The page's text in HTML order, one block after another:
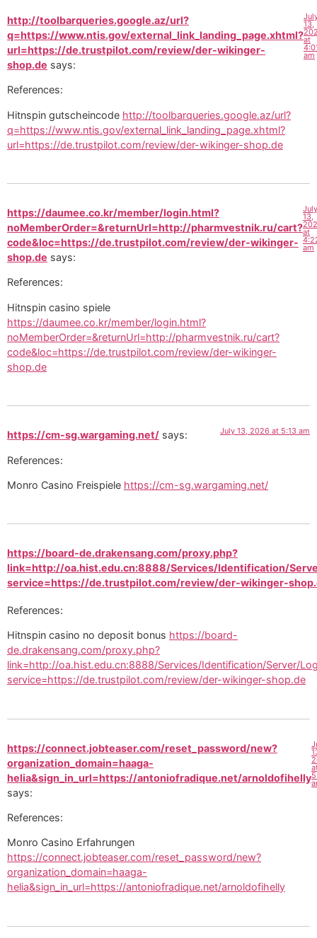
http://toolbarqueries.google.az/url?
q=https://www.ntis.gov/external_link_landing_page.xhtml?
url=https://de.trustpilot.com/review/der-wikinger-
shop.de says:
13,
at
am
References:
Hitnspin gutscheincode http://toolbarqueries.google.az/url?
q=https://www.ntis.gov/external_link_landing_page.xhtml?
url=https://de.trustpilot.com/review/der-wikinger-shop.de
https://daumee.co.kr/member/login.html?
noMemberOrder=&returnUrl=http://pharmvestnik.ru/cart?
code&loc=https://de.trustpilot.com/review/der-wikinger-
shop.de says:
July
13,
at
am
References:
Hitnspin casino spiele
https://daumee.co.kr/member/login.html?
noMemberOrder=&returnUrl=http://pharmvestnik.ru/cart?
code&loc=https://de.trustpilot.com/review/der-wikinger-
shop.de
https://cm-sg.wargaming.net/ says: July 13, 2026 at 5:13 am
References:
Monro Casino Freispiele https://cm-sg.wargaming.net/
https://board-de.drakensang.com/proxy.php?
link=http://oa.hist.edu.cn:8888/Services/Identification/
service=https://de.trustpilot.com/review/der-wikinger-
References:
Hitnspin casino no deposit bonus https://board-
de.drakensang.com/proxy.php?
link=http://oa.hist.edu.cn:8888/Services/Identification/Server/
service=https://de.trustpilot.com/review/der-wikinger-shop.de
https://connect.jobteaser.com/reset_password/new?
organization_domain=haaga-
helia&sign_in_url=https://antoniofradique.net/arnoldofihelly
says:
References:
Monro Casino Erfahrungen
https://connect.jobteaser.com/reset_password/new?
organization_domain=haaga-
helia&sign_in_url=https://antoniofradique.net/arnoldofihelly